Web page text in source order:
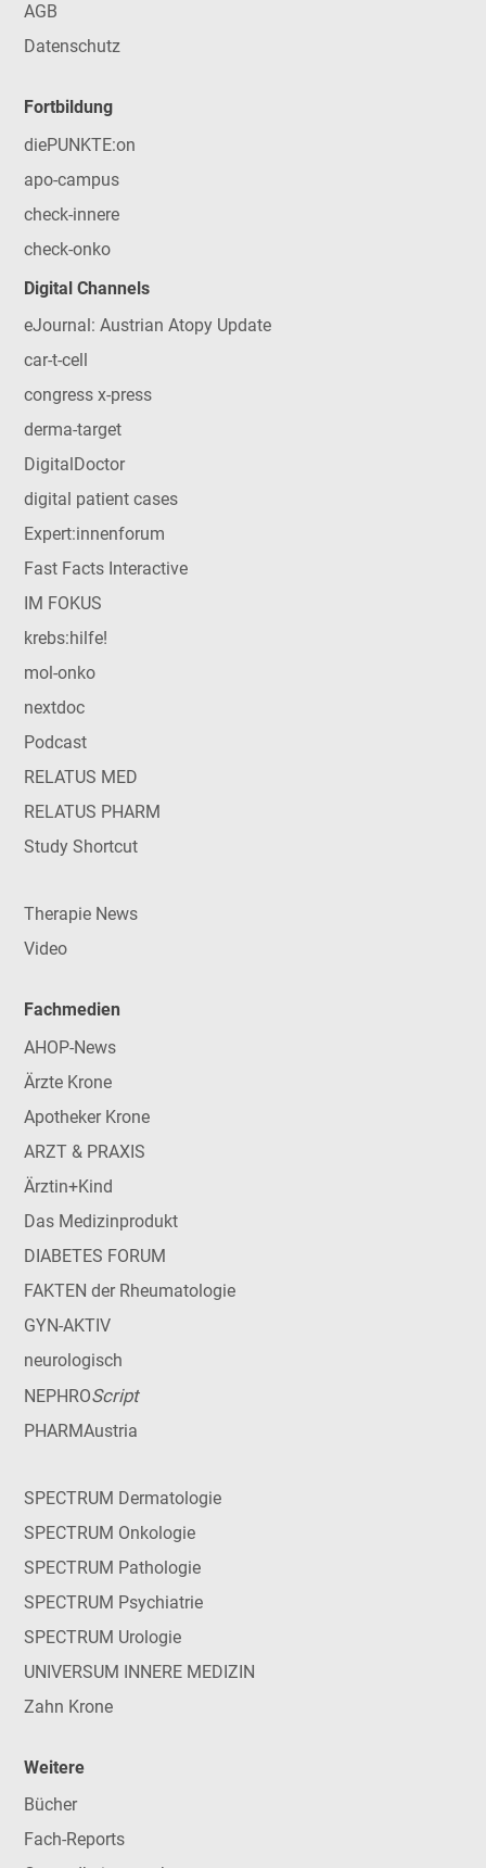
AGB
Datenschutz
Fortbildung
diePUNKTE:on
apo-campus
check-innere
check-onko
Digital Channels
eJournal: Austrian Atopy Update
car-t-cell
congress x-press
derma-target
DigitalDoctor
digital patient cases
Expert:innenforum
Fast Facts Interactive
IM FOKUS
krebs:hilfe!
mol-onko
nextdoc
Podcast
RELATUS MED
RELATUS PHARM
Study Shortcut
Therapie News
Video
Fachmedien
AHOP-News
Ärzte Krone
Apotheker Krone
ARZT & PRAXIS
Ärztin+Kind
Das Medizinprodukt
DIABETES FORUM
FAKTEN der Rheumatologie
GYN-AKTIV
neurologisch
NEPHROScript
PHARMAustria
SPECTRUM Dermatologie
SPECTRUM Onkologie
SPECTRUM Pathologie
SPECTRUM Psychiatrie
SPECTRUM Urologie
UNIVERSUM INNERE MEDIZIN
Zahn Krone
Weitere
Bücher
Fach-Reports